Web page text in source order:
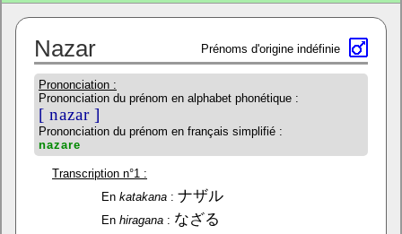
Nazar Prénoms d'origine indéfinie
Prononciation :
Prononciation du prénom en alphabet phonétique :
[ nazar ]
Prononciation du prénom en français simplifié :
nazare
Transcription n°1 :
En katakana : ナザル
En hiragana : なざる